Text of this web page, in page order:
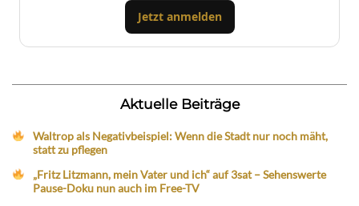
Jetzt anmelden
Aktuelle Beiträge
Waltrop als Negativbeispiel: Wenn die Stadt nur noch mäht,
statt zu pflegen
„Fritz Litzmann, mein Vater und ich“ auf 3sat – Sehenswerte
Pause-Doku nun auch im Free-TV